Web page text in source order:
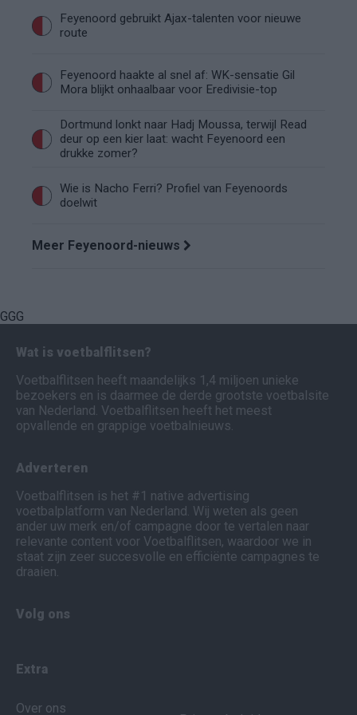
Feyenoord gebruikt Ajax-talenten voor nieuwe
route
Feyenoord haakte al snel af: WK-sensatie Gil
Mora blijkt onhaalbaar voor Eredivisie-top
Dortmund lonkt naar Hadj Moussa, terwijl Read
deur op een kier laat: wacht Feyenoord een
drukke zomer?
Wie is Nacho Ferri? Profiel van Feyenoords
doelwit
Meer Feyenoord-nieuws
GGG
Wat is voetbalflitsen?
Voetbalflitsen heeft maandelijks 1,4 miljoen unieke
bezoekers en is daarmee de derde grootste voetbalsite
van Nederland. Voetbalflitsen heeft het meest
opvallende en grappige voetbalnieuws.
Adverteren
Voetbalflitsen is het #1 native advertising
voetbalplatform van Nederland. Wij weten als geen
ander uw merk en/of campagne door te vertalen naar
relevante content voor Voetbalflitsen, waardoor we in
staat zijn zeer succesvolle en efficiënte campagnes te
draaien.
Volg ons
Extra
Over ons